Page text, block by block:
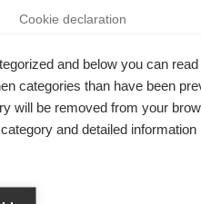
Cookie declaration
and below you can
categories than have been
will be removed from your
and detailed